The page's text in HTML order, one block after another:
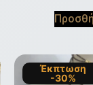
Έκπτωση
-30%